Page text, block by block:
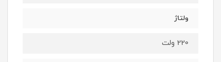
ولتاژ
220 ولت